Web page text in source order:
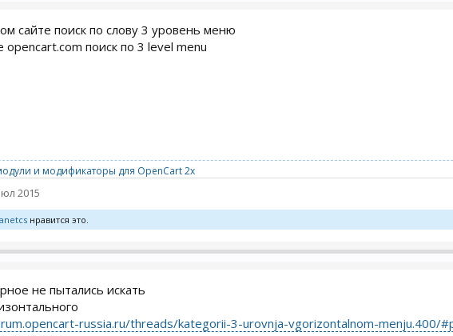
сайте поиск по слову 3 уровень меню
opencart.com поиск по 3 level menu
и модификаторы для OpenCart 2x
2015
нравится это.
не пытались искать
russia.ru/threads/kategorii-3-urovnja-vgorizontalnom-menju.400/